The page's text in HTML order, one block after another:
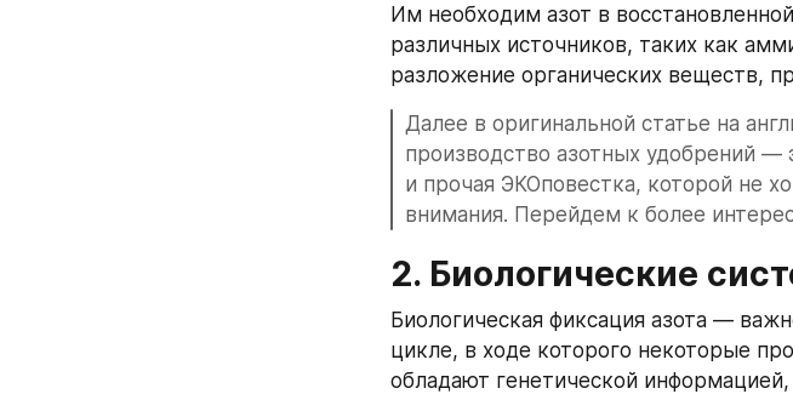
Им необходим азот в
различных источников, таких как
разложение органических веществ,
Далее в оригинальной статье на
производство азотных удобрений
и прочая ЭКОповестка, которой не
внимания. Перейдем к более
2. Биологические
Биологическая фиксация азота —
цикле, в ходе которого некоторые
обладают генетической